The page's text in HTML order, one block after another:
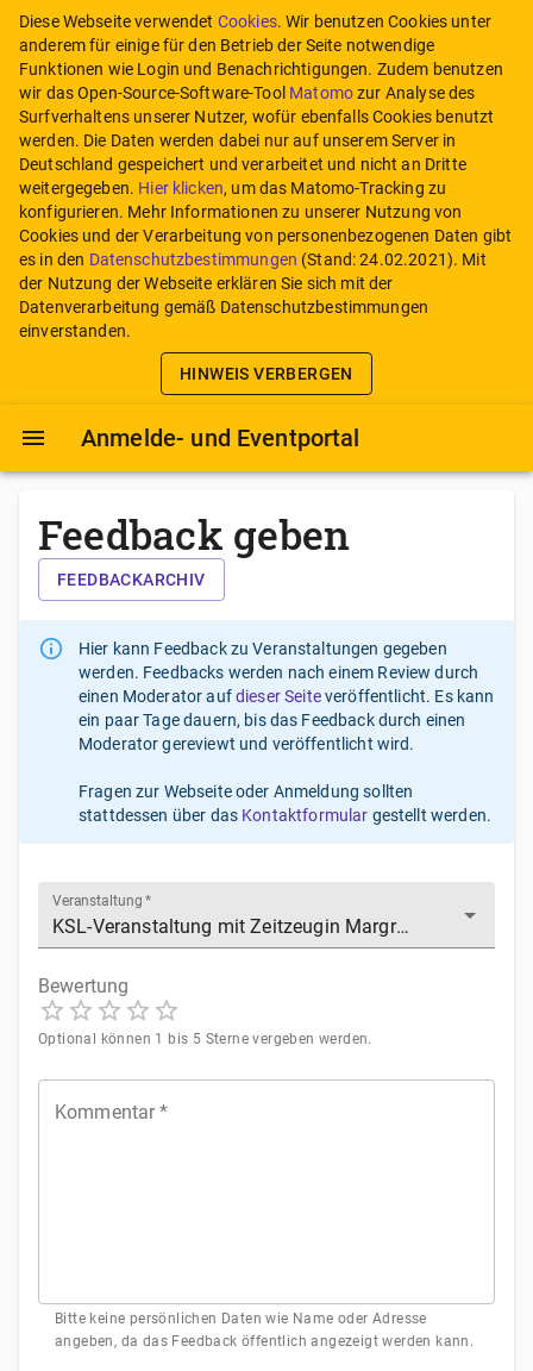
Diese Webseite verwendet Cookies. Wir benutzen Cookies unter
anderem für einige für den Betrieb der Seite notwendige
Funktionen wie Login und Benachrichtigungen. Zudem benutzen
wir das Open-Source-Software-Tool Matomozur Analyse des
Surfverhaltens unserer Nutzer, wofür ebenfalls Cookies benutzt
werden. Die Daten werden dabei nur auf unserem Server in
Deutschland gespeichert und verarbeitet und nicht an Dritte
weitergegeben. Hier klicken, um das Matomo-Tracking zu
konfigurieren. Mehr Informationen zu unserer Nutzung von
Cookies und der Verarbeitung von personenbezogenen Daten gibt
es in den Datenschutzbestimmungen (Stand:24.02.2021). Mit
der Nutzung der Webseite erklären Sie sich mit der
Datenverarbeitung gemäß Datenschutzbestimmungen
einverstanden.
HINWEIS VERBERGEN
Anmelde- und Eventportal
Feedback geben
FEEDBACKARCHIV
Hier kann Feedback zu Veranstaltungen gegeben
werden. Feedbacks werden nach einem Review durch
einen Moderator aufdieser Seiteveröffentlicht. Es kann
ein paar Tage dauern, bis das Feedback durch einen
Moderator gereviewt und veröffentlicht wird.
Fragen zur Webseite oder Anmeldung sollten
stattdessen über das Kontaktformular gestellt werden.
Veranstaltung *
Bewertung
1
Stern
2
Sterne
3
Sterne
4
Sterne
5
Sterne
Optional können 1 bis 5 Sterne vergeben werden.
Kommentar *
Bitte keine persönlichen Daten wie Name oder Adresse
angeben, da das Feedback öffentlich angezeigt werden kann.